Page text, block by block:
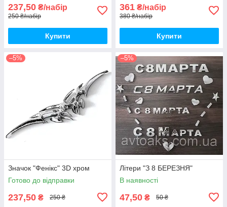
237,50 ₴/набір
250 ₴/набір
Купити
361 ₴/набір
380 ₴/набір
Купити
–5%
Значок "Фенікс" 3D хром
Готово до відправки
237,50 ₴ 250 ₴
–5%
Літери "З 8 БЕРЕЗНЯ"
В наявності
47,50 ₴ 50 ₴